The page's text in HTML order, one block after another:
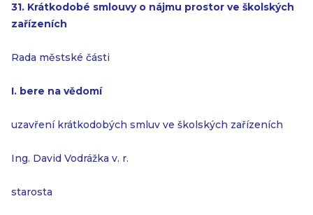
31. Krátkodobé smlouvy o nájmu prostor ve školských
zařízeních
Rada městské části
I. bere na vědomí
uzavření krátkodobých smluv ve školských zařízeních
Ing. David Vodrážka v. r.
starosta